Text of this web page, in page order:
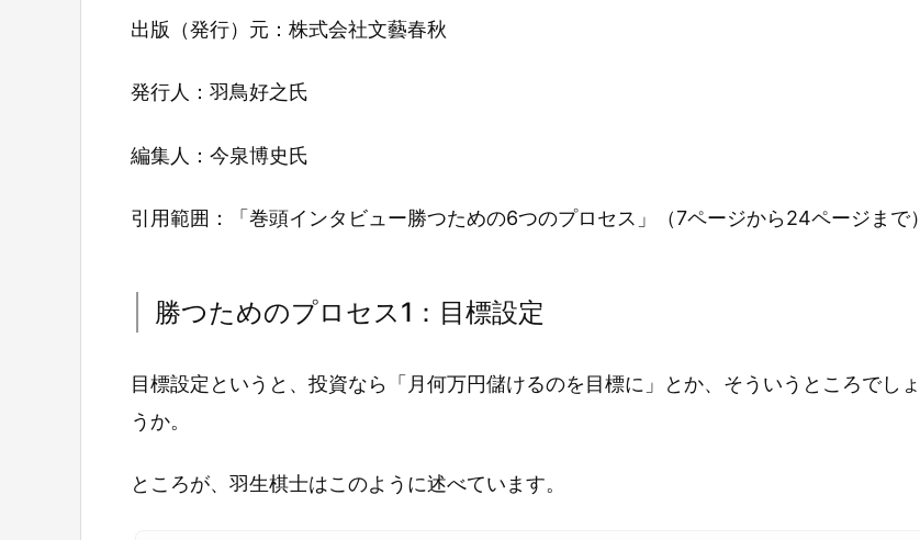
出版（発行）元：株式会社文藝春秋
発行人：羽鳥好之氏
編集人：今泉博史氏
引用範囲：「巻頭インタビュー勝つための6つのプロセス」（7ページから24ページまで）
勝つためのプロセス1：目標設定
目標設定というと、投資なら「月何万円儲けるのを目標に」とか、そういうところでしょ
うか。
ところが、羽生棋士はこのように述べています。